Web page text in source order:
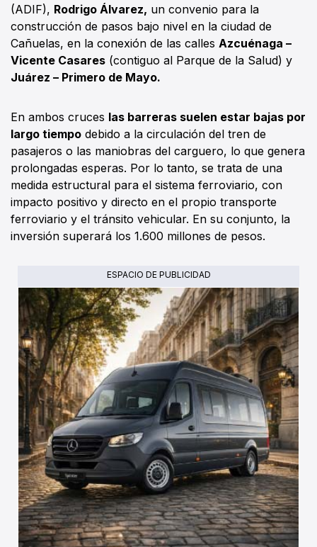
(ADIF), Rodrigo Álvarez, un convenio para la
construcción de pasos bajo nivel en la ciudad de
Cañuelas, en la conexión de las calles Azcuénaga –
Vicente Casares (contiguo al Parque de la Salud) y
Juárez – Primero de Mayo.
En ambos cruces las barreras suelen estar bajas por
largo tiempo debido a la circulación del tren de
pasajeros o las maniobras del carguero, lo que genera
prolongadas esperas. Por lo tanto, se trata de una
medida estructural para el sistema ferroviario, con
impacto positivo y directo en el propio transporte
ferroviario y el tránsito vehicular. En su conjunto, la
inversión superará los 1.600 millones de pesos.
ESPACIO DE PUBLICIDAD